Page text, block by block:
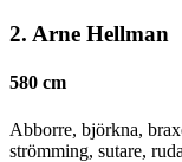
2. Arne Hellman
580 cm
Abborre, björkna,
strömming, sutare,